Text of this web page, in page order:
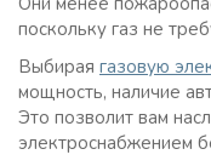
поскольку газ не
Выбирая газовую
мощность, наличие
Это позволит вам
электроснабжением